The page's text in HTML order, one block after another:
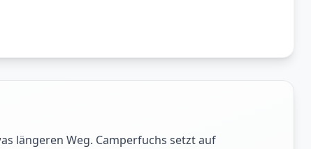
längeren Weg. Camperfuchs setzt auf